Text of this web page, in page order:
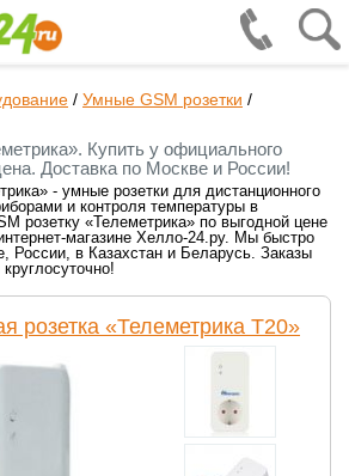
/ Умные GSM розетки /
Купить у официального
Доставка по Москве и России!
- умные розетки для дистанционного
и контроля температуры в
розетку «Телеметрика» по выгодной цене
магазине Хелло-24.ру. Мы быстро
России, в Казахстан и Беларусь. Заказы
розетка «Телеметрика Т20»